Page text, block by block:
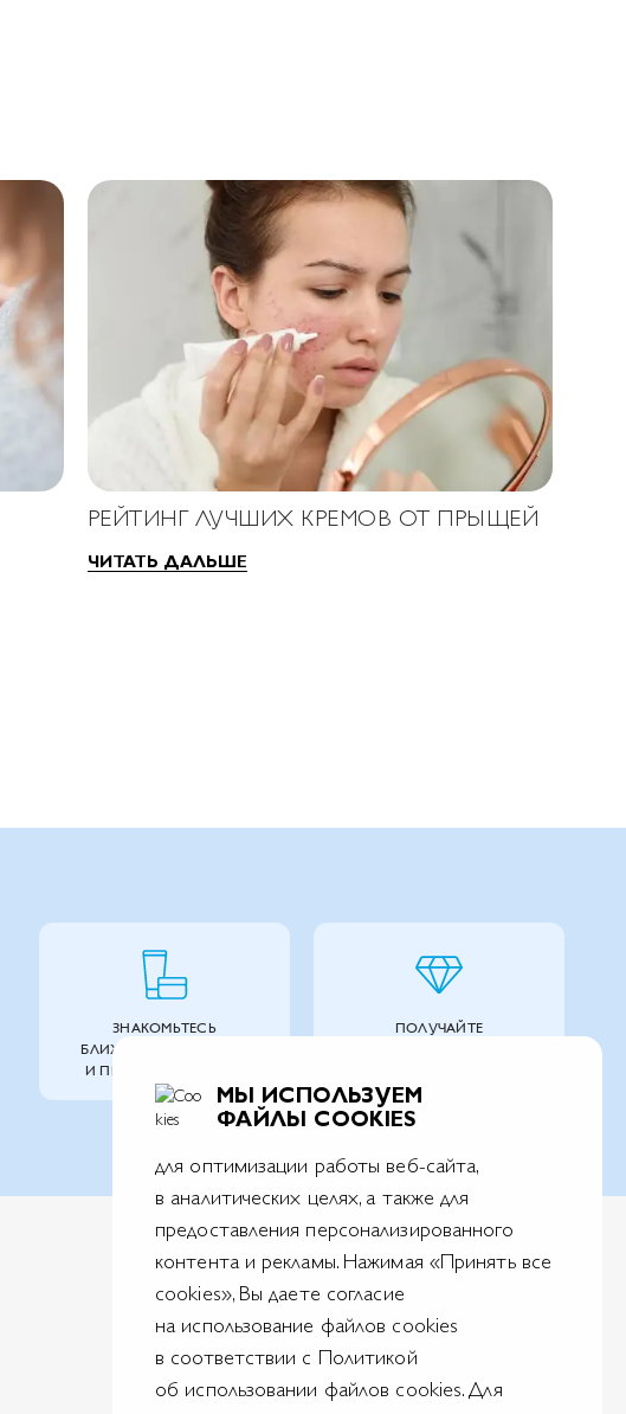
РЕЙТИНГ ЛУЧШИХ КРЕМОВ ОТ ПРЫЩЕЙ
ЧИТАТЬ ДАЛЬШЕ
ЗНАКОМЬТЕСЬ
БЛИЖЕ С ПРОДУКТАМИ
И ПРОЕКТАМИ БРЕНДА
ПОЛУЧАЙТЕ
АО Л’Ореаль
125047, г. Москва, вн.тер.г. муниципальный округ Тверской, пл. Тверская Застава,
дом 4
МЫ ИСПОЛЬЗУЕМ
ФАЙЛЫ COOKIES
для оптимизации работы веб-сайта,
в аналитических целях, а также для
предоставления персонализированного
контента и рекламы. Нажимая «Принять все
cookies», Вы даете согласие
на использование файлов cookies
в соответствии с Политикой
об использовании файлов cookies. Для